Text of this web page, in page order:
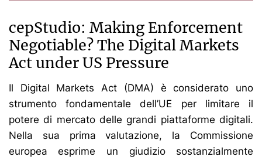
cepStudio: Making Enforcement
Negotiable? The Digital Markets
Act under US Pressure
Il Digital Markets Act (DMA) è considerato uno
strumento fondamentale dell’UE per limitare il
potere di mercato delle grandi piattaforme digitali.
Nella sua prima valutazione, la Commissione
europea esprime un giudizio sostanzialmente